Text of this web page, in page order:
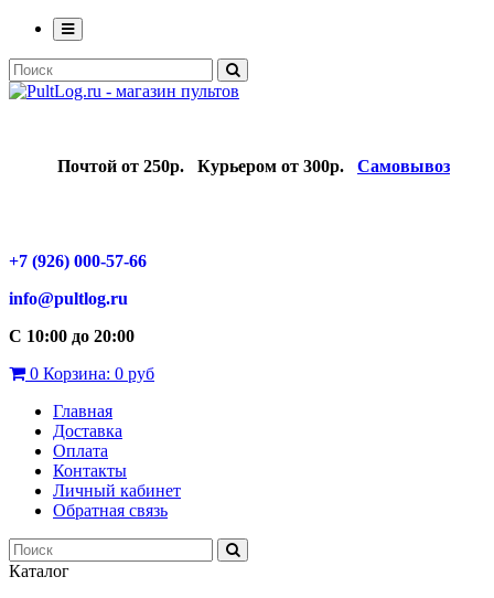
Почтой от 250р. Курьером от 300р. Самовывоз
+7 (926) 000-57-66
info@pultlog.ru
С 10:00 до 20:00
0 Корзина: 0 руб
Главная
Доставка
Оплата
Контакты
Личный кабинет
Обратная связь
Каталог